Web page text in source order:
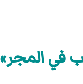
في المجر»